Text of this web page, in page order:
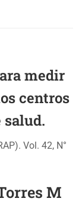
medir
centros
salud.
Vol. 42, N°
M